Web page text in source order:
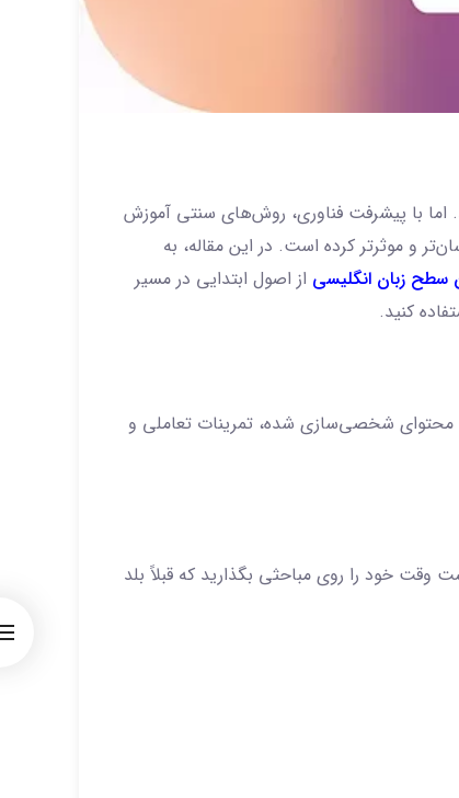
با پیشرفت فناوری، روش‌های سنتی آموزش
و موثرتر کرده است. در این مقاله، به
سطح زبان انگلیسی از اصول ابتدایی در مسیر
کنید.
محتوای شخصی‌سازی شده، تمرینات تعاملی و
خود را روی مباحثی بگذارید که قبلاً بلد